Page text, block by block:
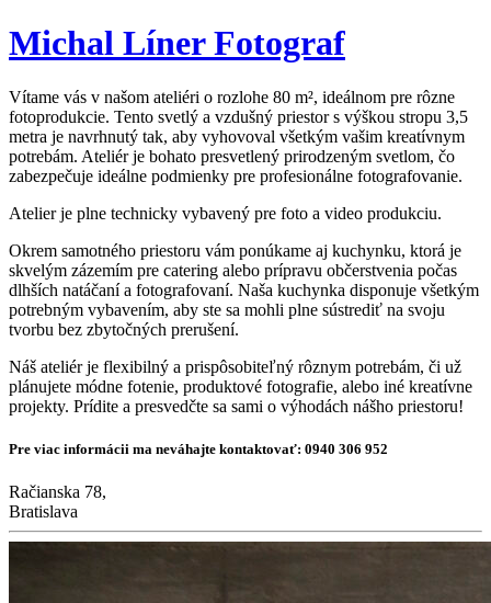
Michal Líner Fotograf
Vítame vás v našom ateliéri o rozlohe 80 m², ideálnom pre rôzne
fotoprodukcie. Tento svetlý a vzdušný priestor s výškou stropu 3,5
metra je navrhnutý tak, aby vyhovoval všetkým vašim kreatívnym
potrebám. Ateliér je bohato presvetlený prirodzeným svetlom, čo
zabezpečuje ideálne podmienky pre profesionálne fotografovanie.
Atelier je plne technicky vybavený pre foto a video produkciu.
Okrem samotného priestoru vám ponúkame aj kuchynku, ktorá je
skvelým zázemím pre catering alebo prípravu občerstvenia počas
dlhších natáčaní a fotografovaní. Naša kuchynka disponuje všetkým
potrebným vybavením, aby ste sa mohli plne sústrediť na svoju
tvorbu bez zbytočných prerušení.
Náš ateliér je flexibilný a prispôsobiteľný rôznym potrebám, či už
plánujete módne fotenie, produktové fotografie, alebo iné kreatívne
projekty. Prídite a presvedčte sa sami o výhodách nášho priestoru!
Pre viac informácii ma neváhajte kontaktovať: 0940 306 952
Račianska 78,
Bratislava